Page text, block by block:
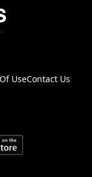
UseContact Us